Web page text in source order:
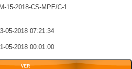
15-2018-CS-MPE/C-1
05-2018 07:21:34
05-2018 00:01:00
VER